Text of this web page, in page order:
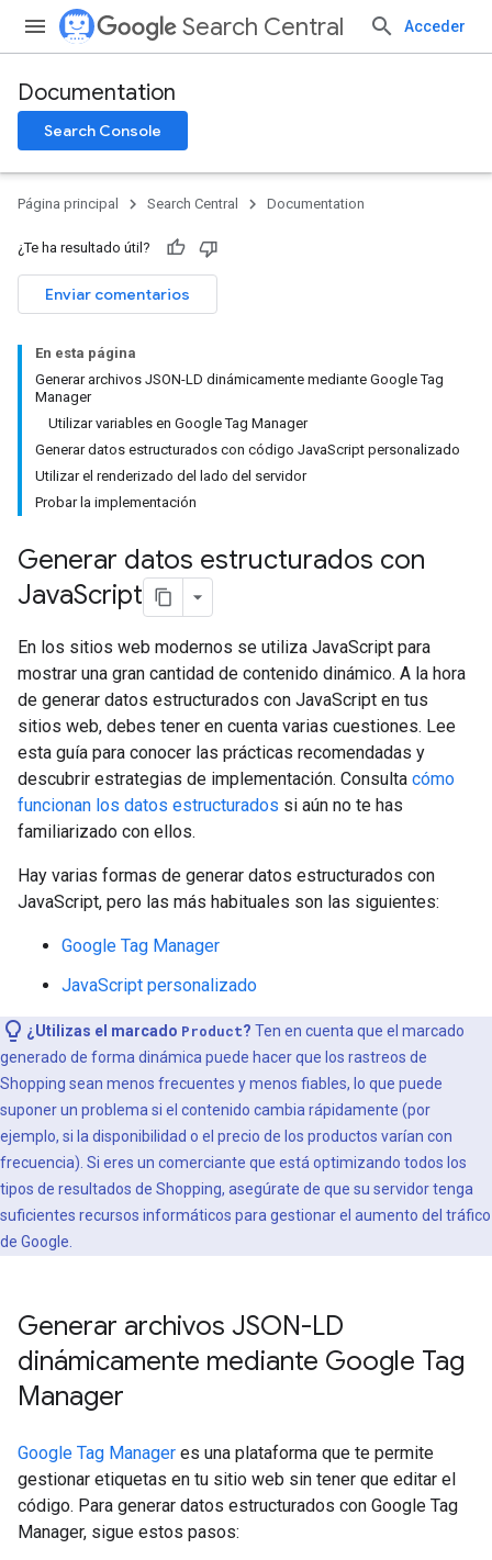
Search Central Acceder
Documentation
Search Console
Página principal Search Central Documentation
¿Te ha resultado útil?
Enviar comentarios
En esta página
Generar archivos JSON-LD dinámicamente mediante Google Tag
Manager
Utilizar variables en Google Tag Manager
Generar datos estructurados con código JavaScript personalizado
Utilizar el renderizado del lado del servidor
Probar la implementación
Generar datos estructurados con
JavaScript
En los sitios web modernos se utiliza JavaScript para
mostrar una gran cantidad de contenido dinámico. A la hora
de generar datos estructurados con JavaScript en tus
sitios web, debes tener en cuenta varias cuestiones. Lee
esta guía para conocer las prácticas recomendadas y
descubrir estrategias de implementación. Consulta cómo
funcionan los datos estructurados si aún no te has
familiarizado con ellos.
Hay varias formas de generar datos estructurados con
JavaScript, pero las más habituales son las siguientes:
Google Tag Manager
JavaScript personalizado
¿Utilizas el marcado Product? Ten en cuenta que el marcado
generado de forma dinámica puede hacer que los rastreos de
Shopping sean menos frecuentes y menos fiables, lo que puede
suponer un problema si el contenido cambia rápidamente (por
ejemplo, si la disponibilidad o el precio de los productos varían con
frecuencia). Si eres un comerciante que está optimizando todos los
tipos de resultados de Shopping, asegúrate de que su servidor tenga
suficientes recursos informáticos para gestionar el aumento del tráfico
de Google.
Generar archivos JSON-LD
dinámicamente mediante Google Tag
Manager
Google Tag Manager es una plataforma que te permite
gestionar etiquetas en tu sitio web sin tener que editar el
código. Para generar datos estructurados con Google Tag
Manager, sigue estos pasos: